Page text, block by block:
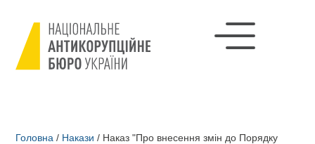
Головна / Накази / Наказ "Про внесення змін до Порядку